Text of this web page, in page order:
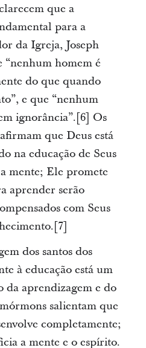
que a
para a
da Igreja, Joseph
“nenhum homem é
do que quando
e que “nenhum
ignorância”.[6] Os
que Deus está
na educação de Seus
mente; Ele promete
aprender serão
com Seus
dos santos dos
à educação está um
da aprendizagem e do
salientam que
completamente;
a mente e o espírito.